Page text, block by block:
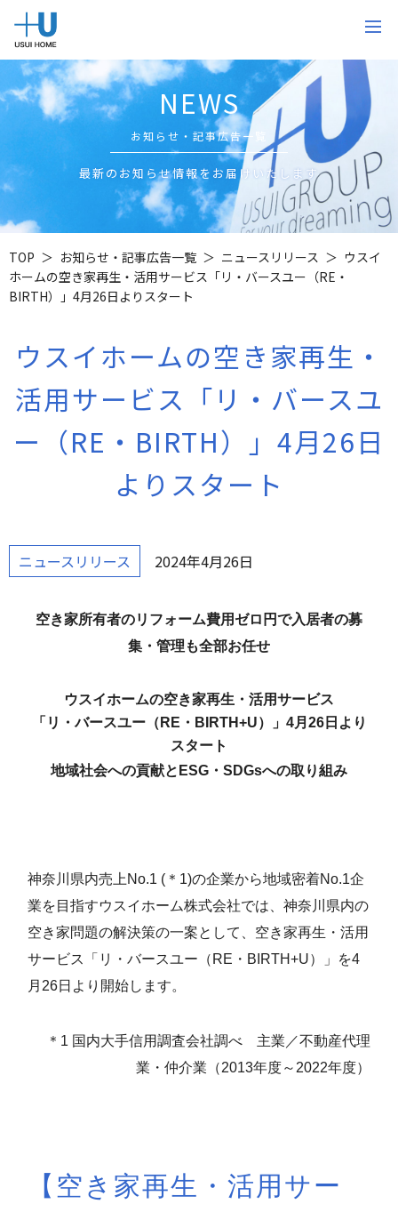
NEWS
お知らせ・記事広告一覧
最新のお知らせ情報をお届けいたします
TOP お知らせ・記事広告一覧 ニュースリリース
ウスイ
ホームの空き家再生・活用サービス「リ・バースユー（RE・
BIRTH）」4月26日よりスタート
ウスイホームの空き家再生・
活用サービス「リ・バースユ
ー（RE・BIRTH）」4月26日
よりスタート
ニュースリリース 2024年4月26日
空き家所有者のリフォーム費用ゼロ円で入居者の募
集・管理も全部お任せ
ウスイホームの空き家再生・活用サービス
「リ・バースユー（RE・BIRTH+U）」4月 26日より
スタート
地域社会への貢献とESG・SDGsへの取り組み
神奈川県内売上No.1 (＊1)の企業から地域密着No.1企
業を目指すウスイホーム株式会社では、神奈川県内の
空き家問題の解決策の一案として、空き家再生・活用
サービス「リ・バースユー（RE・BIRTH+U）」を4
月26日より開始します。
＊1 国内大手信用調査会社調べ 主業／不動産代理
業・仲介業（2013年度～2022年度）
【空き家再生・活用サー